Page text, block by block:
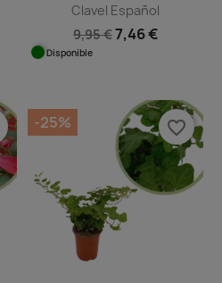
Clavel Español
9,95 €7,46 €
Disponible
-25% favorite_border